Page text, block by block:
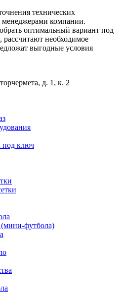
технических
менеджерами компании.
оптимальный вариант под
рассчитают необходимое
выгодные условия
д. 1, к. 2
под ключ
(мини-футбола)